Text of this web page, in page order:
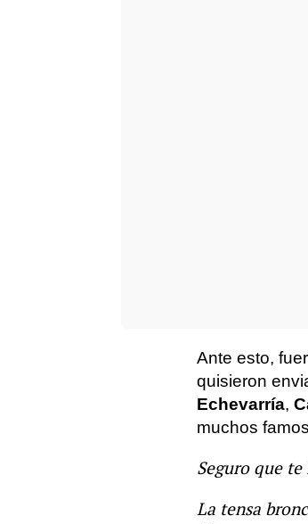
Ante esto,
quisieron
Echevarría,
muchos
Seguro que
La tensa